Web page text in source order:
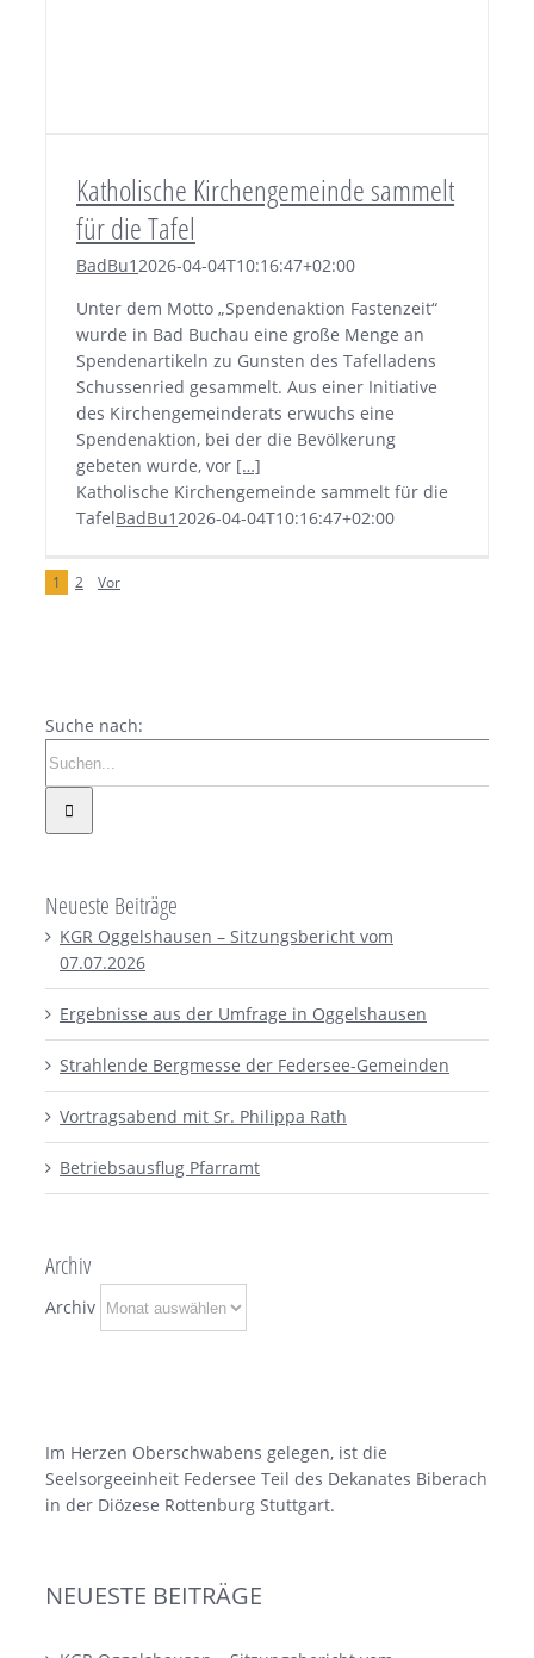
Katholische Kirchengemeinde sammelt
für die Tafel
BadBu12026-04-04T10:16:47+02:00
Unter dem Motto „Spendenaktion Fastenzeit“
wurde in Bad Buchau eine große Menge an
Spendenartikeln zu Gunsten des Tafelladens
Schussenried gesammelt. Aus einer Initiative
des Kirchengemeinderats erwuchs eine
Spendenaktion, bei der die Bevölkerung
gebeten wurde, vor […]
Katholische Kirchengemeinde sammelt für die
TafelBadBu12026-04-04T10:16:47+02:00
1 2 Vor
Suche nach:
Neueste Beiträge
KGR Oggelshausen – Sitzungsbericht vom
07.07.2026
Ergebnisse aus der Umfrage in Oggelshausen
Strahlende Bergmesse der Federsee-Gemeinden
Vortragsabend mit Sr. Philippa Rath
Betriebsausflug Pfarramt
Archiv
Archiv
Im Herzen Oberschwabens gelegen, ist die
Seelsorgeeinheit Federsee Teil des Dekanates Biberach
in der Diözese Rottenburg Stuttgart.
NEUESTE BEITRÄGE